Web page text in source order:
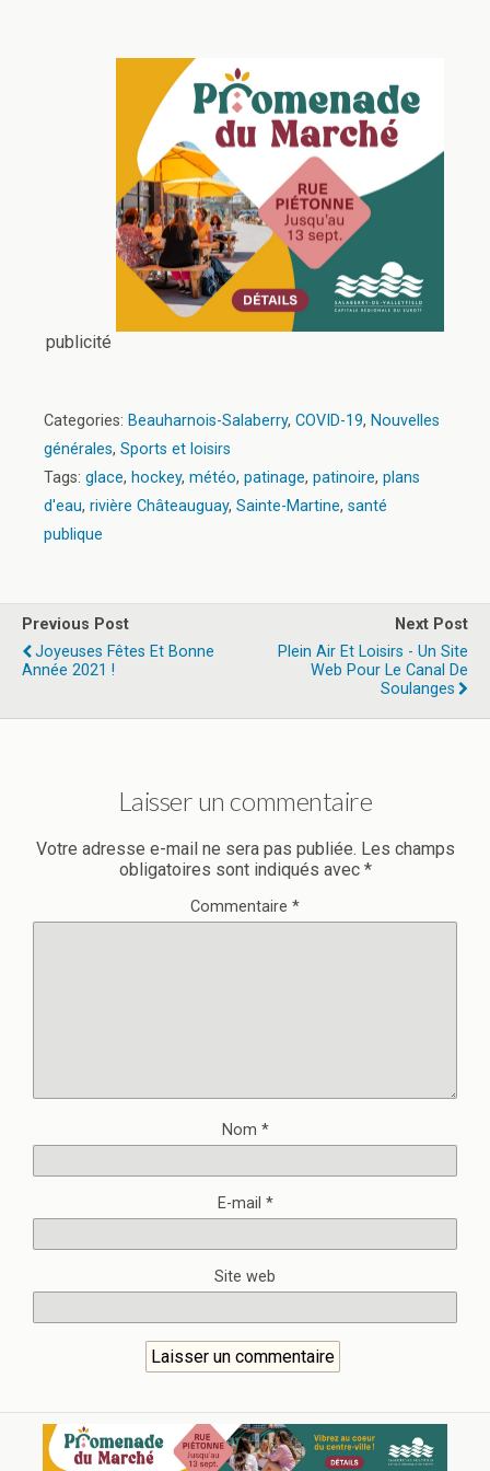
publicité
Categories: Beauharnois-Salaberry, COVID-19, Nouvelles
générales, Sports et loisirs
Tags: glace, hockey, météo, patinage, patinoire, plans
d'eau, rivière Châteauguay, Sainte-Martine, santé
publique
Previous Post
Joyeuses Fêtes Et Bonne
Année 2021 !
Next Post
Plein Air Et Loisirs - Un Site
Web Pour Le Canal De
Soulanges
Laisser un commentaire
Votre adresse e-mail ne sera pas publiée. Les champs
obligatoires sont indiqués avec *
Commentaire *
Nom *
E-mail *
Site web